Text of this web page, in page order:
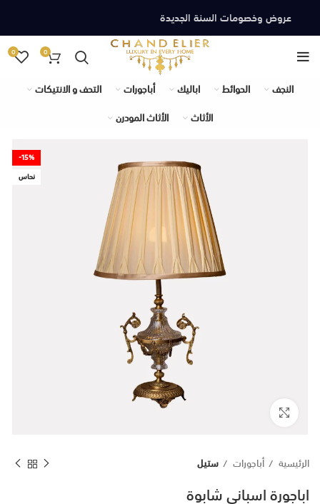
0
0
النجف الحوائط اباليك أباجورات
التحف و الانتيكات
الأثاث
الأثاث المودرن
-15%
نحاس
الرئيسية أباجورات ستيل
اباجورة اسبانى شابوة
عروض وخصومات السنة الجديدة